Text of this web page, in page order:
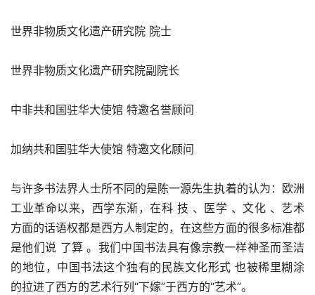
世界非物质文化遗产研究院 院士
世界非物质文化遗产研究院副院长
中非共和国驻华大使馆 特邀名誉顾问
加纳共和国驻华大使馆 特邀文化顾问
与许多书法界人士所不同的是陈一源先生执着的认为：欧洲
工业革命以来，西学东渐，在科 技 、医学 、文化 、艺术
方面的话语权都是西方人制定的，在这些方面的很多标准都
是他们说 了算 。我们中国书法具有像宗教一样神圣而圣洁
的地位，中国书法这个独有的民族文化形式 也被稀里糊涂
的拉进了西方的艺术行列“下嫁”于西方的“艺术”。